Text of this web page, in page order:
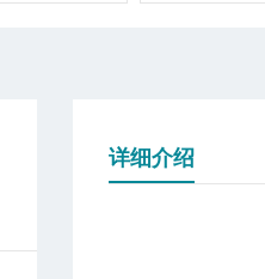
详细介绍